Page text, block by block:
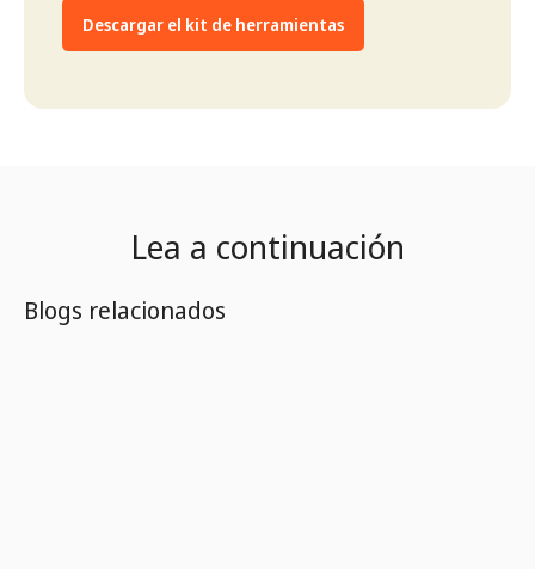
Descargar el kit de herramientas
Lea a continuación
Blogs relacionados